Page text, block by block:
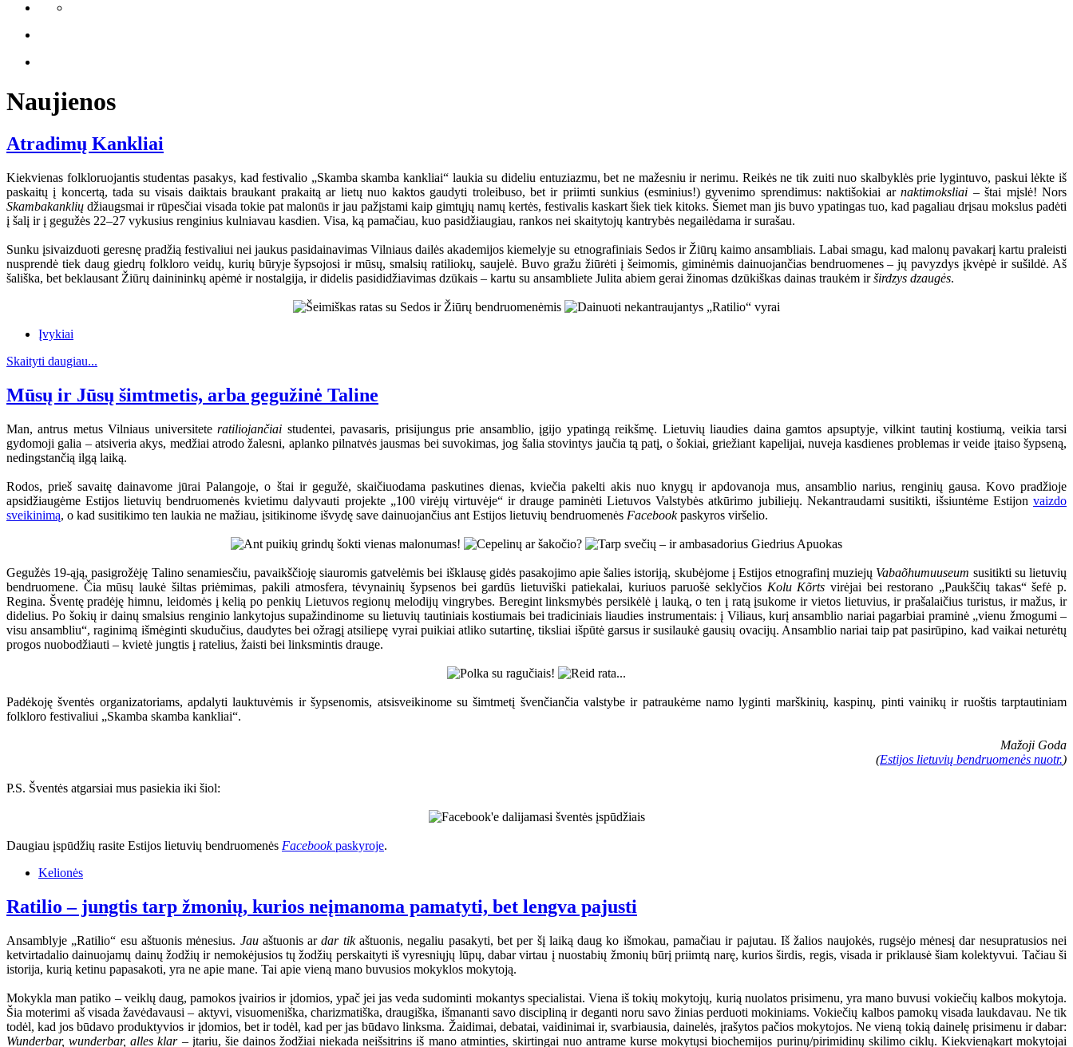
Naujienos
Atradimų Kankliai
Kiekvienas folkloruojantis studentas pasakys, kad festivalio „Skamba skamba kankliai“ laukia su dideliu entuziazmu, bet ne mažesniu ir nerimu. Reikės ne tik zuiti nuo skalbyklės prie lygintuvo, paskui lėkte iš
paskaitų į koncertą, tada su visais daiktais braukant prakaitą ar lietų nuo kaktos gaudyti troleibuso, bet ir priimti sunkius (esminius!) gyvenimo sprendimus: naktišokiai arnaktimoksliai – štai mįslė! Nors
Skambakanklių džiaugsmai ir rūpesčiai visada tokie pat malonūs ir jau pažįstami kaip gimtųjų namų kertės, festivalis kaskart šiek tiek kitoks. Šiemet man jis buvo ypatingas tuo, kad pagaliau drįsau mokslus padėti
į šalį ir į gegužės 22–27 vykusius renginius kulniavau kasdien. Visa, ką pamačiau, kuo pasidžiaugiau, rankos nei skaitytojų kantrybės negailėdama ir surašau.
Sunku įsivaizduoti geresnę pradžią festivaliui nei jaukus pasidainavimas Vilniaus dailės akademijos kiemelyje su etnografiniais Sedos ir Žiūrų kaimo ansambliais. Labai smagu, kad malonų pavakarį kartu praleisti
nusprendė tiek daug giedrų folkloro veidų, kurių būryje šypsojosi ir mūsų, smalsių ratiliokų, saujelė. Buvo gražu žiūrėti į šeimomis, giminėmis dainuojančias bendruomenes – jų pavyzdys įkvėpė ir sušildė. Aš
šališka, bet beklausant Žiūrų dainininkų apėmė ir nostalgija, ir didelis pasididžiavimas dzūkais – kartu su ansambliete Julita abiem gerai žinomas dzūkiškas dainas traukėm irširdzys dzaugės.
Įvykiai
Skaityti daugiau...
Mūsų ir Jūsų šimtmetis, arba gegužinė Taline
Man, antrus metus Vilniaus universiteteratiliojančiai studentei, pavasaris, prisijungus prie ansamblio, įgijo ypatingą reikšmę. Lietuvių liaudies daina gamtos apsuptyje, vilkint tautinį kostiumą, veikia tarsi
gydomoji galia – atsiveria akys, medžiai atrodo žalesni, aplanko pilnatvės jausmas bei suvokimas, jog šalia stovintys jaučia tą patį, o šokiai, griežiant kapelijai, nuveja kasdienes problemas ir veide įtaiso šypseną,
nedingstančią ilgą laiką.
Rodos, prieš savaitę dainavome jūrai Palangoje, o štai ir gegužė, skaičiuodama paskutines dienas, kviečia pakelti akis nuo knygų ir apdovanoja mus, ansamblio narius, renginių gausa. Kovo pradžioje
apsidžiaugėme Estijos lietuvių bendruomenės kvietimu dalyvauti projekte „100 virėjų virtuvėje“ ir drauge paminėti Lietuvos Valstybės atkūrimo jubiliejų. Nekantraudami susitikti, išsiuntėme Estijon vaizdo
sveikinimą, o kad susitikimo ten laukia ne mažiau, įsitikinome išvydę save dainuojančius ant Estijos lietuvių bendruomenės Facebookpaskyros viršelio.
Gegužės 19-ąją, pasigrožėję Talino senamiesčiu, pavaikščioję siauromis gatvelėmis bei išklausę gidės pasakojimo apie šalies istoriją, skubėjome į Estijos etnografinį muziejų Vabaõhumuuseum susitikti su lietuvių
bendruomene. Čia mūsų laukė šiltas priėmimas, pakili atmosfera, tėvynainių šypsenos bei gardūs lietuviški patiekalai, kuriuos paruošė seklyčios Kolu Kõrts virėjai bei restorano „Paukščių takas“ šefė p.
Regina. Šventę pradėję himnu, leidomės į kelią po penkių Lietuvos regionų melodijų vingrybes. Beregint linksmybės persikėlė į lauką, o ten į ratą įsukome ir vietos lietuvius, ir prašalaičius turistus, ir mažus, ir
didelius. Po šokių ir dainų smalsius renginio lankytojus supažindinome su lietuvių tautiniais kostiumais bei tradiciniais liaudies instrumentais: į Viliaus, kurį ansamblio nariai pagarbiai praminė „vienu žmogumi –
visu ansambliu“, raginimą išmėginti skudučius, daudytes bei ožragį atsiliepę vyrai puikiai atliko sutartinę, tiksliai išpūtė garsus ir susilaukė gausių ovacijų. Ansamblio nariai taip pat pasirūpino, kad vaikai neturėtų
progos nuobodžiauti – kvietė jungtis į ratelius, žaisti bei linksmintis drauge.
Padėkoję šventės organizatoriams, apdalyti lauktuvėmis ir šypsenomis, atsisveikinome su šimtmetį švenčiančia valstybe ir patraukėme namo lyginti marškinių, kaspinų, pinti vainikų ir ruoštis tarptautiniam
folkloro festivaliui „Skamba skamba kankliai“.
Mažoji Goda
(Estijos lietuvių bendruomenės nuotr.)
P.S. Šventės atgarsiai mus pasiekia iki šiol:
Daugiau įspūdžių rasite Estijos lietuvių bendruomenės Facebookpaskyroje.
Kelionės
Ratilio – jungtis tarp žmonių, kurios neįmanoma pamatyti, bet lengva pajusti
Ansamblyje „Ratilio“ esu aštuonis mėnesius. Jauaštuonis ardar tikaštuonis, negaliu pasakyti, bet per šį laiką daug ko išmokau, pamačiau ir pajutau. Iš žalios naujokės, rugsėjo mėnesį dar nesupratusios nei
ketvirtadalio dainuojamų dainų žodžių ir nemokėjusios tų žodžių perskaityti iš vyresniųjų lūpų, dabar virtau į nuostabių žmonių būrį priimtą narę, kurios širdis, regis, visada ir priklausė šiam kolektyvui. Tačiau ši
istorija, kurią ketinu papasakoti, yra ne apie mane. Tai apie vieną mano buvusios mokyklos mokytoją.
Mokykla man patiko – veiklų daug, pamokos įvairios ir įdomios, ypač jei jas veda sudominti mokantys specialistai. Viena iš tokių mokytojų, kurią nuolatos prisimenu, yra mano buvusi vokiečių kalbos mokytoja.
Šia moterimi aš visada žavėdavausi – aktyvi, visuomeniška, charizmatiška, draugiška, išmananti savo discipliną ir deganti noru savo žinias perduoti mokiniams. Vokiečių kalbos pamokų visada laukdavau. Ne tik
todėl, kad jos būdavo produktyvios ir įdomios, bet ir todėl, kad per jas būdavo linksma. Žaidimai, debatai, vaidinimai ir, svarbiausia, dainelės, įrašytos pačios mokytojos. Ne vieną tokią dainelę prisimenu ir dabar:
Wunderbar, wunderbar, alles klar– įtariu, šie dainos žodžiai niekada neišsitrins iš mano atminties, skirtingai nuo antrame kurse mokytųsi biochemijos purinų/pirimidinų skilimo ciklų. Kiekvienąkart mokytojai